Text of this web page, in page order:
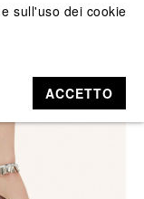
sull'uso dei cookie
ACCETTO